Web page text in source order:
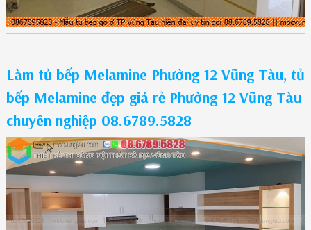
Làm tủ bếp Melamine Phường 12 Vũng Tàu, tủ
bếp Melamine đẹp giá rẻ Phường 12 Vũng Tàu
chuyên nghiệp 08.6789.5828